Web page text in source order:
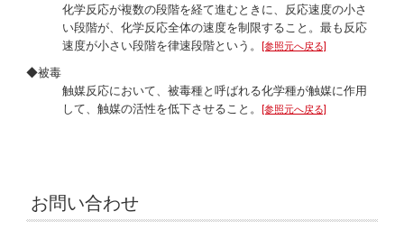
化学反応が複数の段階を経て進むときに、反応速度の小さ
い段階が、化学反応全体の速度を制限すること。最も反応
速度が小さい段階を律速段階という。
[参照元へ戻る]
◆被毒
触媒反応において、被毒種と呼ばれる化学種が触媒に作用
して、触媒の活性を低下させること。
[参照元へ戻る]
お問い合わせ